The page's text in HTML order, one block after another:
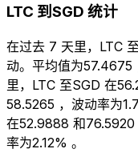
LTC 到SGD 统计
在过去 7 天里，LTC
动。平均值为57.4675
里，LTC 至SGD 在
58.5265 ，波动率为
在52.9888 和
率为2.12% 。